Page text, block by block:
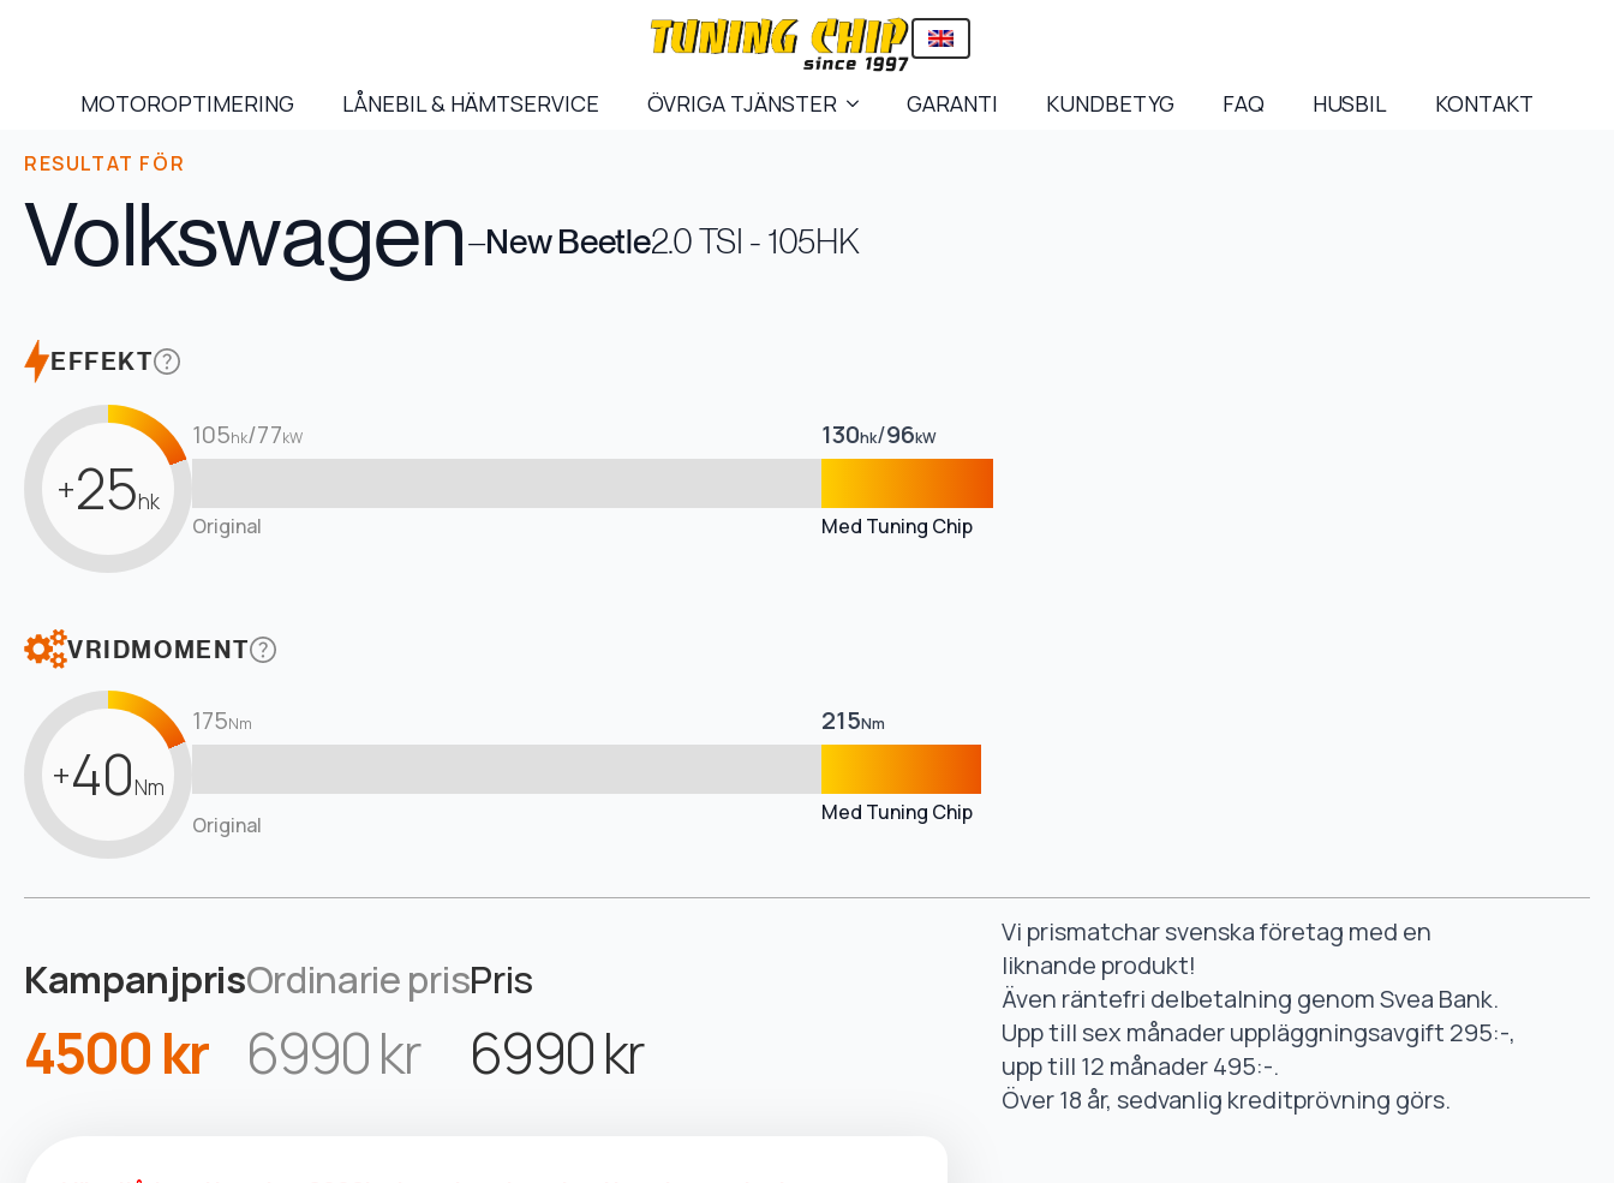
MOTOROPTIMERING LÅNEBIL & HÄMTSERVICE ÖVRIGA TJÄNSTER GARANTI KUNDBETYG FAQ HUSBIL KONTAKT
RESULTAT FÖR
Volkswagen–New Beetle2.0 TSI - 105HK
EFFEKT
+25hk
105hk/77kW 130hk/96kW
Original Med Tuning Chip
VRIDMOMENT
+40Nm
175Nm 215Nm
Original Med Tuning Chip
Kampanjpris
4500 kr
Ordinarie pris
6990 kr
Pris
6990 kr
Vi prismatchar svenska företag med en
liknande produkt!
Även räntefri delbetalning genom Svea Bank.
Upp till sex månader uppläggningsavgift 295:-,
upp till 12 månader 495:-.
Över 18 år, sedvanlig kreditprövning görs.